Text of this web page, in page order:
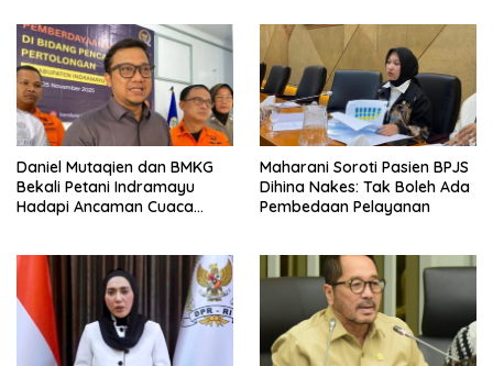
Daniel Mutaqien dan BMKG
Bekali Petani Indramayu
Hadapi Ancaman Cuaca
Maharani Soroti Pasien BPJS
Dihina Nakes: Tak Boleh Ada
Pembedaan Pelayanan